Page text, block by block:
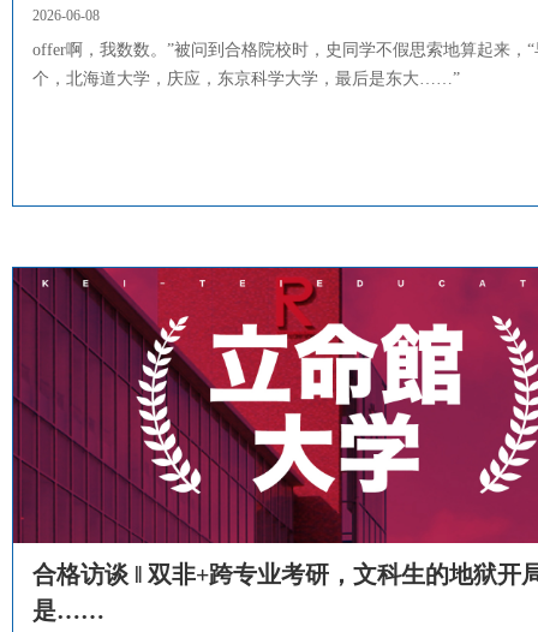
2026-06-08
offer啊，我数数。”被问到合格院校时，史同学不假思索地算起来，
个，北海道大学，庆应，东京科学大学，最后是东大……”
合格访谈 ‖ 双非+跨专业考研，文科生的地狱开
是……